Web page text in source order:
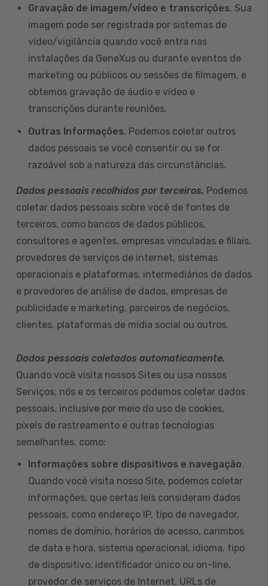
Gravação de imagem/vídeo e transcrições. Sua
imagem pode ser registrada por sistemas de
vídeo/vigilância quando você entra nas
instalações da GeneXus ou durante eventos de
marketing ou públicos ou sessões de filmagem, e
obtemos gravação de áudio e vídeo e
transcrições durante reuniões.
Outras Informações. Podemos coletar outros
dados pessoais se você consentir ou se for
razoável sob a natureza das circunstâncias.
Dados pessoais recolhidos por terceiros. Podemos
coletar dados pessoais sobre você de fontes de
terceiros, como bancos de dados públicos,
consultores e agentes, empresas vinculadas e filiais,
provedores de serviços de internet, sistemas
operacionais e plataformas, intermediários de dados
e provedores de análise de dados, empresas de
publicidade e marketing, parceiros de negócios,
clientes, plataformas de mídia social ou outros.
Dados pessoais coletados automaticamente.
Quando você visita nossos Sites ou usa nossos
Serviços, nós e os terceiros podemos coletar dados
pessoais, inclusive por meio do uso de cookies,
pixels de rastreamento e outras tecnologias
semelhantes, como:
Informações sobre dispositivos e navegação.
Quando você visita nosso Site, podemos coletar
informações, que certas leis consideram dados
pessoais, como endereço IP, tipo de navegador,
nomes de domínio, horários de acesso, carimbos
de data e hora, sistema operacional, idioma, tipo
de dispositivo, identificador único ou on-line,
provedor de serviços de Internet, URLs de